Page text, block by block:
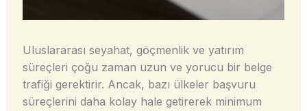
Uluslararası seyahat, göçmenlik ve yatırım
süreçleri çoğu zaman uzun ve yorucu bir belge
trafiği gerektirir. Ancak, bazı ülkeler başvuru
süreçlerini daha kolay hale getirerek minimum